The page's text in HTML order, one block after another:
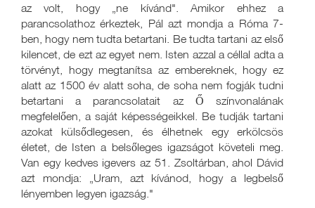
az volt, hogy „ne kívánd". Amikor ehhez a
parancsolathoz érkeztek, Pál azt mondja a Róma 7-
ben, hogy nem tudta betartani. Be tudta tartani az első
kilencet, de ezt az egyet nem. Isten azzal a céllal adta a
törvényt, hogy megtanítsa az embereknek, hogy ez
alatt az 1500 év alatt soha, de soha nem fogják tudni
betartani a parancsolatait az Ő színvonalának
megfelelően, a saját képességeikkel. Be tudják tartani
azokat külsődlegesen, és élhetnek egy erkölcsös
életet, de Isten a belsőleges igazságot követeli meg.
Van egy kedves igevers az 51. Zsoltárban, ahol Dávid
azt mondja: „Uram, azt kívánod, hogy a legbelső
lényemben legyen igazság."